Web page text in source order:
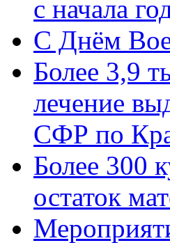
с начала
C Днём
Более 3,9
лечение
СФР по
Более 300
остаток